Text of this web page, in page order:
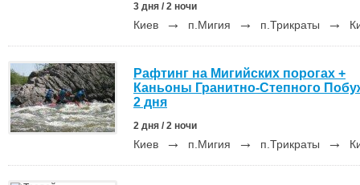
3 дня / 2 ночи
Киев → п.Мигия → п.Трикраты →
Рафтинг на Мигийских порогах +
Каньоны Гранитно-Степного
2 дня
2 дня / 2 ночи
Киев → п.Мигия → п.Трикраты →